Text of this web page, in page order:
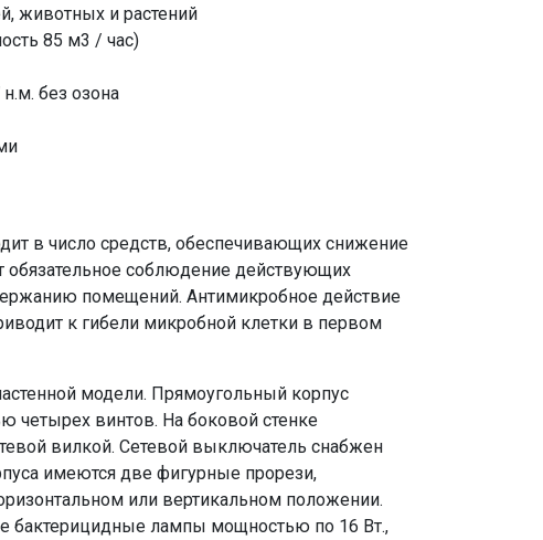
животных и растений
85 м3 / час)
без озона
в число средств, обеспечивающих снижение
обязательное соблюдение действующих
помещений. Антимикробное действие
к гибели микробной клетки в первом
модели. Прямоугольный корпус
четырех винтов. На боковой стенке
вилкой. Сетевой выключатель снабжен
имеются две фигурные прорези,
или вертикальном положении.
бактерицидные лампы мощностью по 16 Вт.,